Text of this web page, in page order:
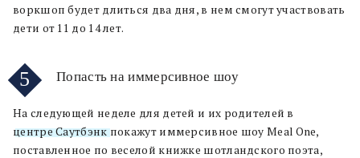
воркшоп будет длиться два дня, в нем смогут участвовать
дети от 11 до 14 лет.
5 Попасть на иммерсивное шоу
На следующей неделе для детей и их родителей в
центре Саутбэнкпокажут иммерсивное шоу Meal One,
поставленное по веселой книжке шотландского поэта,